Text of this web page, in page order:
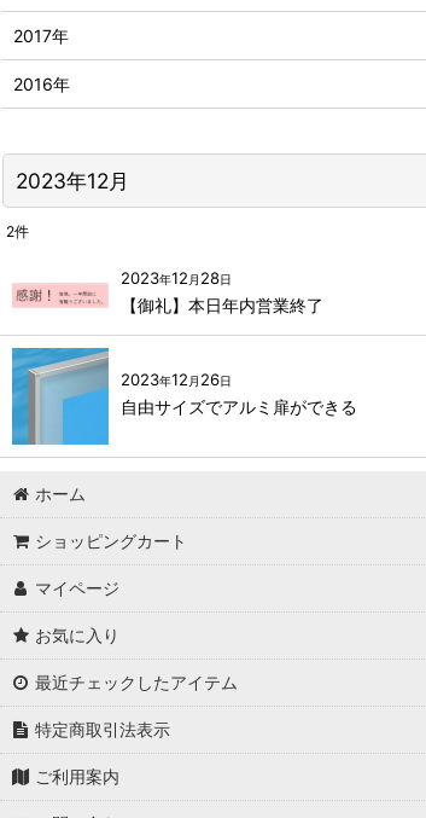
2023年12月
2件
2023年12 月 28日
【御礼】本日年内営業終了
2023年12 月 26日
自由サイズでアルミ扉ができる
2017年
2016年
ホーム
ショッピングカート
マイページ
お気に入り
最近チェックしたアイテム
特定商取引法表示
ご利用案内